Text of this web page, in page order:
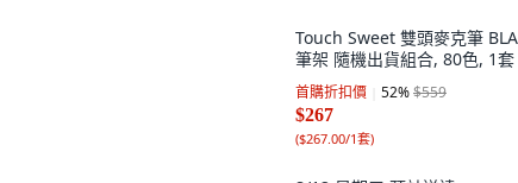
Touch Sweet 雙頭麥克筆
筆架 隨機出貨組合, 80色, 1套
首購折扣價 52%$559
$267
($267.00/1套)